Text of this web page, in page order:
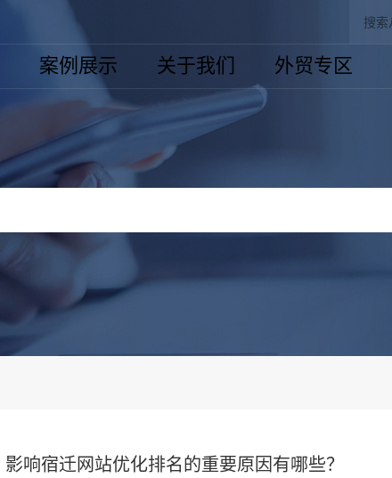
案例展示 关于我们 外贸专区
影响宿迁网站优化排名的重要原因有哪些？